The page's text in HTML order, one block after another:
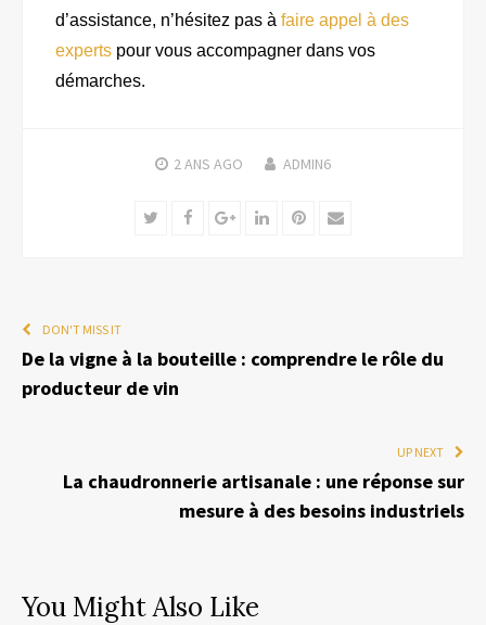
d’assistance, n’hésitez pas à faire appel à des
experts pour vous accompagner dans vos
démarches.
2 ANS AGO ADMIN6
TwitterFacebookGoogle+LinkedInPinterest
Email
DON'T MISS IT
De la vigne à la bouteille : comprendre le rôle du
producteur de vin
UP NEXT
La chaudronnerie artisanale : une réponse sur
mesure à des besoins industriels
You Might Also Like